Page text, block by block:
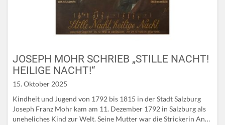
JOSEPH MOHR SCHRIEB „STILLE NACHT!
HEILIGE NACHT!“
15. Oktober 2025
Kindheit und Jugend von 1792 bis 1815 in der Stadt Salzburg
Joseph Franz Mohr kam am 11. Dezember 1792 in Salzburg als
uneheliches Kind zur Welt. Seine Mutter war die Strickerin Anna